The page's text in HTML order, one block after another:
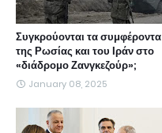
Συγκρούονται τα συμφέροντα
της Ρωσίας και του Ιράν στο
«διάδρομο Ζανγκεζούρ»;
January 08, 2025